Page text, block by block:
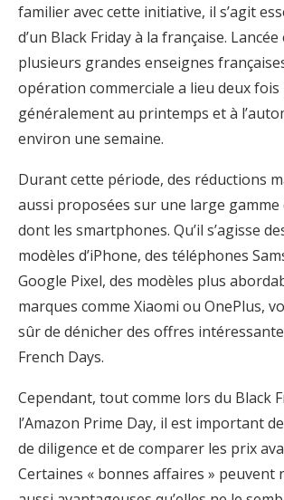
familier avec cette initiative, il s’agit
d’un Black Friday à la française.
plusieurs grandes enseignes
opération commerciale a lieu deux fois
généralement au printemps et à
environ une semaine.
Durant cette période, des réductions
aussi proposées sur une large
dont les smartphones. Qu’il s’agisse
modèles d’iPhone, des téléphones
Google Pixel, des modèles plus
marques comme Xiaomi ou OnePlus,
sûr de dénicher des offres
French Days.
Cependant, tout comme lors du Black
l’Amazon Prime Day, il est important
de diligence et de comparer les prix
Certaines « bonnes affaires » peuvent